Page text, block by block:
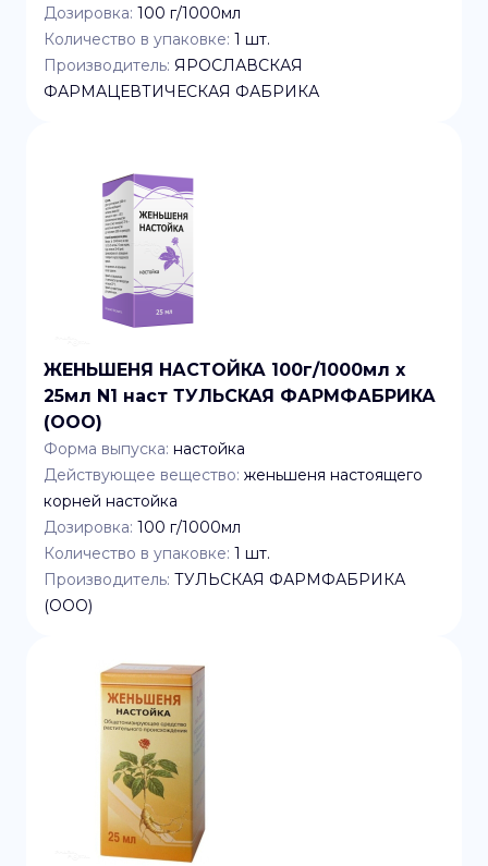
Дозировка: 100 г/1000мл
Количество в упаковке: 1 шт.
Производитель: ЯРОСЛАВСКАЯ
ФАРМАЦЕВТИЧЕСКАЯ ФАБРИКА
ЖЕНЬШЕНЯ НАСТОЙКА 100г/1000мл x
25мл N1 наст ТУЛЬСКАЯ ФАРМФАБРИКА
(ООО)
Форма выпуска: настойка
Действующее вещество: женьшеня настоящего
корней настойка
Дозировка: 100 г/1000мл
Количество в упаковке: 1 шт.
Производитель: ТУЛЬСКАЯ ФАРМФАБРИКА
(ООО)